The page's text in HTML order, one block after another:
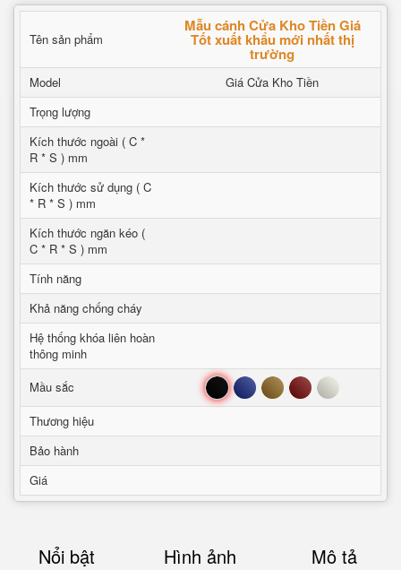
Tên sản phẩm
Mẫu cánh Cửa Kho Tiền Giá
Tốt xuất khẩu mới nhất thị
trường
Model
Giá Cửa Kho Tiền
Trọng lượng
Kích thước ngoài ( C *
R * S ) mm
Kích thước sử dụng ( C
* R * S ) mm
Kích thước ngăn kéo (
C * R * S ) mm
Tính năng
Khả năng chống cháy
Hệ thống khóa liên hoàn
thông minh
Mầu sắc
Đen Xanh Nâu Đỏ Trắng
Thương hiệu
Bảo hành
Giá
Nổi bật Hình ảnh Mô tả